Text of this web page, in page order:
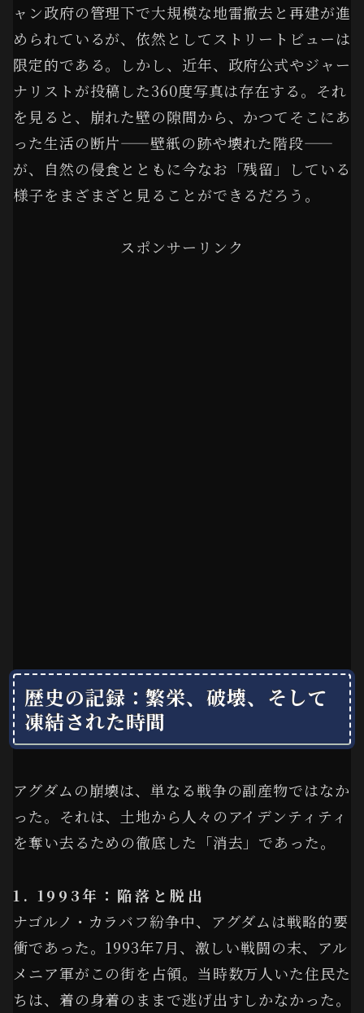
ャン政府の管理下で大規模な地雷撤去と再建が進
められているが、依然としてストリートビューは
限定的である。しかし、近年、政府公式やジャー
ナリストが投稿した360度写真は存在する。それ
を見ると、崩れた壁の隙間から、かつてそこにあ
った生活の断片——壁紙の跡や壊れた階段——
が、自然の侵食とともに今なお「残留」している
様子をまざまざと見ることができるだろう。
スポンサーリンク
歴史の記録：繁栄、破壊、そして
凍結された時間
アグダムの崩壊は、単なる戦争の副産物ではなか
った。それは、土地から人々のアイデンティティ
を奪い去るための徹底した「消去」であった。
1. 1993年：陥落と脱出
ナゴルノ・カラバフ紛争中、アグダムは戦略的要
衝であった。1993年7月、激しい戦闘の末、アル
メニア軍がこの街を占領。当時数万人いた住民た
ちは、着の身着のままで逃げ出すしかなかった。